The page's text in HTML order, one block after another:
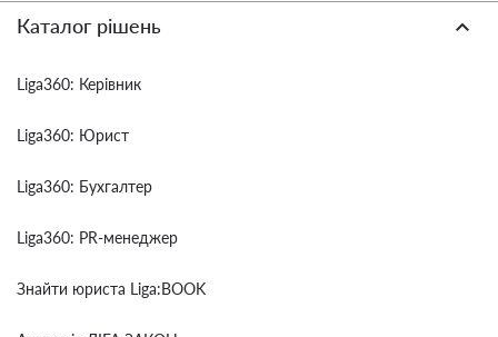
Каталог рішень
Liga360: Керівник
Liga360: Юрист
Liga360: Бухгалтер
Liga360: PR-менеджер
Знайти юриста Liga:BOOK